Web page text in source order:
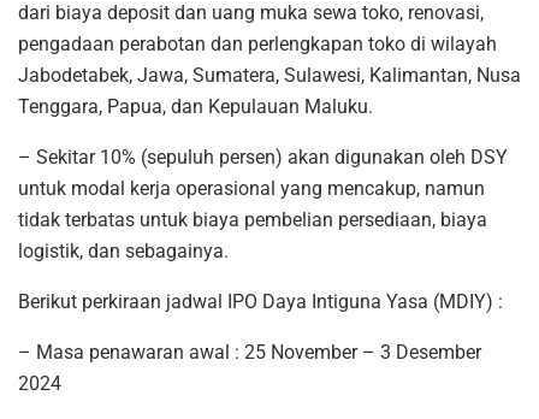
dari biaya deposit dan uang muka sewa toko, renovasi,
pengadaan perabotan dan perlengkapan toko di wilayah
Jabodetabek, Jawa, Sumatera, Sulawesi, Kalimantan, Nusa
Tenggara, Papua, dan Kepulauan Maluku.
– Sekitar 10% (sepuluh persen) akan digunakan oleh DSY
untuk modal kerja operasional yang mencakup, namun
tidak terbatas untuk biaya pembelian persediaan, biaya
logistik, dan sebagainya.
Berikut perkiraan jadwal IPO Daya Intiguna Yasa (MDIY) :
– Masa penawaran awal : 25 November – 3 Desember
2024